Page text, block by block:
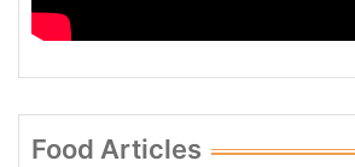
Food Articles